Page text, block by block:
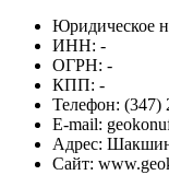
Юридическое
ИНН: -
ОГРН: -
КПП: -
Телефон: (347)
E-mail:
Адрес:
Сайт: